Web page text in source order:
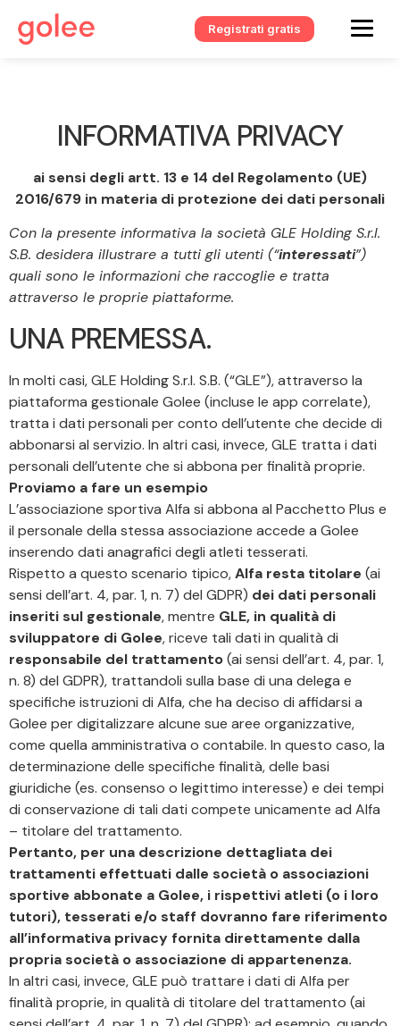
Registrati gratis
INFORMATIVA PRIVACY
ai sensi degli artt. 13 e 14 del Regolamento (UE)
2016/679 in materia di protezione dei dati personali
Con la presente informativa la società GLE Holding S.r.l.
S.B. desidera illustrare a tutti gli utenti (“interessati”)
quali sono le informazioni che raccoglie e tratta
attraverso le proprie piattaforme.
UNA PREMESSA.
In molti casi, GLE Holding S.r.l. S.B. (“GLE”), attraverso la
piattaforma gestionale Golee (incluse le app correlate),
tratta i dati personali per conto dell’utente che decide di
abbonarsi al servizio. In altri casi, invece, GLE tratta i dati
personali dell’utente che si abbona per finalità proprie.
Proviamo a fare un esempio
L’associazione sportiva Alfa si abbona al Pacchetto Plus e
il personale della stessa associazione accede a Golee
inserendo dati anagrafici degli atleti tesserati.
Rispetto a questo scenario tipico,Alfa resta titolare (ai
sensi dell’art. 4, par. 1, n. 7) del GDPR) dei dati personali
inseriti sul gestionale, mentre GLE, in qualità di
sviluppatore di Golee, riceve tali dati in qualità di
responsabile del trattamento(ai sensi dell’art. 4, par. 1,
n. 8) del GDPR), trattandoli sulla base di una delega e
specifiche istruzioni di Alfa, che ha deciso di affidarsi a
Golee per digitalizzare alcune sue aree organizzative,
come quella amministrativa o contabile. In questo caso, la
determinazione delle specifiche finalità, delle basi
giuridiche (es. consenso o legittimo interesse) e dei tempi
di conservazione di tali dati compete unicamente ad Alfa
– titolare del trattamento.
Pertanto, per una descrizione dettagliata dei
trattamenti effettuati dalle società o associazioni
sportive abbonate a Golee, i rispettivi atleti (o i loro
tutori), tesserati e/o staff dovranno fare riferimento
all’informativa privacy fornita direttamente dalla
propria società o associazione di appartenenza.
In altri casi, invece, GLE può trattare i dati di Alfa per
finalità proprie, in qualità di titolare del trattamento (ai